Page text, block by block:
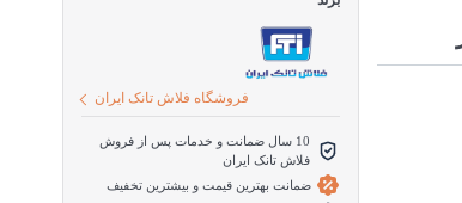
فروشگاه فلاش تانک ایران
10 سال ضمانت و خدمات پس از فروش
فلاش تانک ایران
ضمانت بهترین قیمت و بیشترین تخفیف